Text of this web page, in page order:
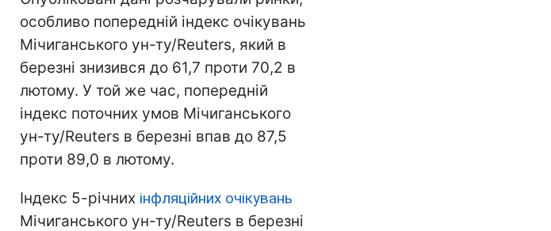
особливо попередній індекс очікувань
Мічиганського ун-ту/Reuters, який в
березні знизився до 61,7 проти 70,2 в
лютому. У той же час, попередній
індекс поточних умов Мічиганського
ун-ту/Reuters в березні впав до 87,5
проти 89,0 в лютому.
Індекс 5-річних інфляційних очікувань
Мічиганського ун-ту/Reuters в березні